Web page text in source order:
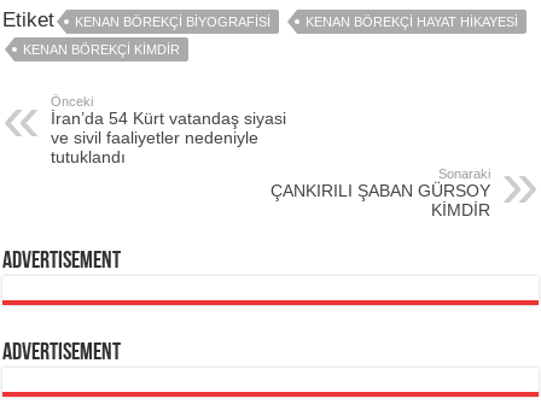
Etiket KENAN BÖREKÇİ BİYOGRAFİSİ
KENAN BÖREKÇİ HAYAT HİKAYESİ
KENAN BÖREKÇİ KİMDİR
Önceki
İran’da 54 Kürt vatandaş siyasi
ve sivil faaliyetler nedeniyle
tutuklandı
Sonaraki
ÇANKIRILI ŞABAN GÜRSOY
KİMDİR
Advertisement
Advertisement